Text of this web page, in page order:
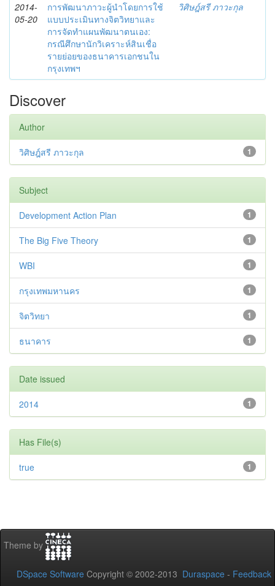
2014-
05-20
การพัฒนาภาวะผู้นำโดยการใช้
แบบประเมินทางจิตวิทยาและ
การจัดทำแผนพัฒนาตนเอง:
กรณีศึกษานักวิเคราะห์สินเชื่อ
รายย่อยของธนาคารเอกชนใน
กรุงเทพฯ
วิศิษฎ์สรี ภาวะกุล
Discover
Author
1
วิศิษฎ์สรี ภาวะกุล
Subject
1
Development Action Plan
1
The Big Five Theory
1
WBI
1
กรุงเทพมหานคร
1
จิตวิทยา
1
ธนาคาร
Date issued
1
2014
Has File(s)
1
true
Theme by
DSpace Software Copyright © 2002-2013 Duraspace - Feedback